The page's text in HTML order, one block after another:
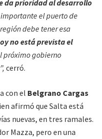
da prioridad al desarrollo
el puerto de
debe tener esa
no está prevista el
próximo gobierno
cerró.
con el Belgrano Cargas
afirmó que Salta está
nuevas, en tres ramales.
Mazza, pero en una